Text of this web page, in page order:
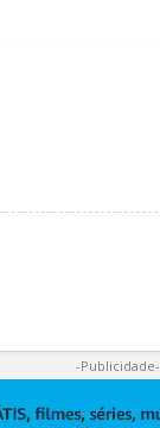
-Publicidade-